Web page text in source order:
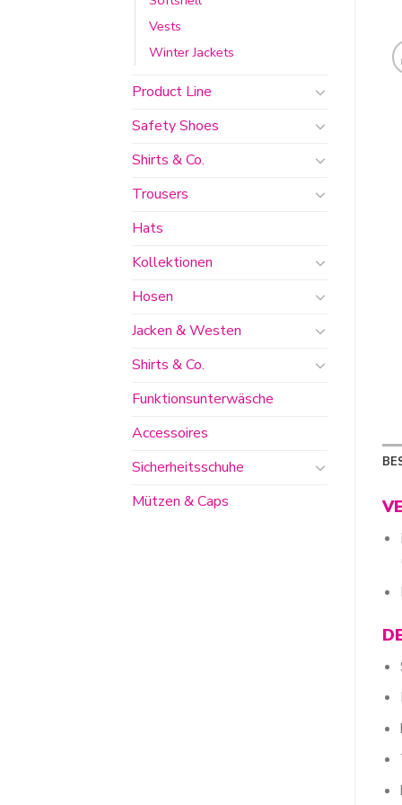
Vests
Winter Jackets
Product Line
Safety Shoes
Shirts & Co.
Trousers
Hats
Kollektionen
Hosen
Jacken & Westen
Shirts & Co.
Funktionsunterwäsche
Accessoires
Sicherheitsschuhe
Mützen & Caps